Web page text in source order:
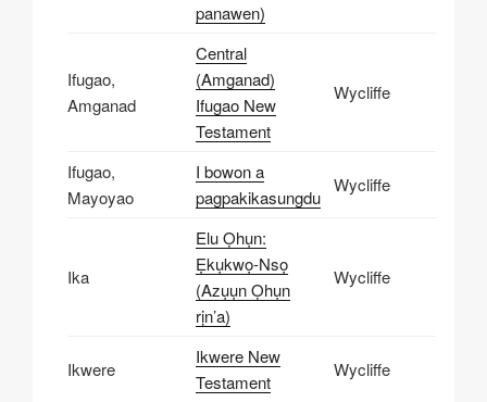
panawen)
Ifugao,
Amganad
Central
(Amganad)
Ifugao New
Testament
Wycliffe
Ifugao,
Mayoyao
I bowon a
pagpakikasungdu
Wycliffe
Ika
Elu Ọhụn:
Ẹkụkwọ-Nsọ
(Azụụn Ọhụn
rịn’a)
Wycliffe
Ikwere
Ikwere New
Testament
Wycliffe